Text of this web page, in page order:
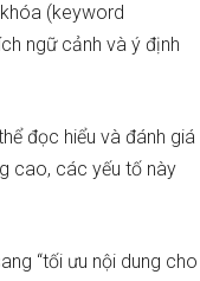
(keyword
ngữ cảnh và ý định
đọc hiểu và đánh giá
cao, các yếu tố này
“tối ưu nội dung cho